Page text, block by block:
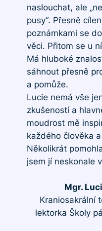
naslouchat, ale
pusy“. Přesně
poznámkami se
věci. Přitom se u
Má hluboké
sáhnout přesně
a pomůže.
Lucie nemá vše
zkušeností a
moudrost mě
každého člověka
Několikrát
jsem jí neskonale
Mgr.
Kraniosakrální
lektorka Školy